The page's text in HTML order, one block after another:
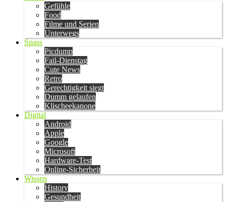
Gefühle
Food
Filme und Serien
Unterwegs
Spass
Picdump
Fail-Dienstag
Cute News
Retro
Gerechtigkeit siegt
Dumm gelaufen
Klischeekanone
Digital
Android
Apple
Google
Microsoft
Hardware-Test
Online-Sicherheit
Wissen
History
Gesundheit